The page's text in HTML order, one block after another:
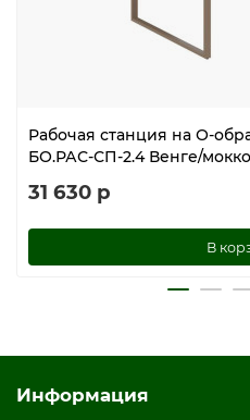
Рабочая станция на О-
БО.РАС-СП-2.4 Венге/мокко
31 630 р
В
Информация